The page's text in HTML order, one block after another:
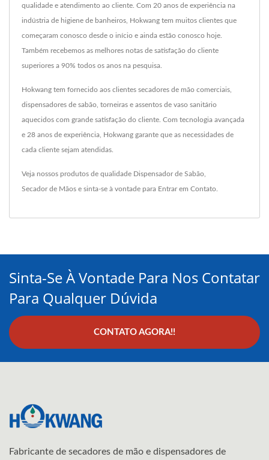
qualidade e atendimento ao cliente. Com 20 anos de experiência na
indústria de higiene de banheiros, Hokwang tem muitos clientes que
começaram conosco desde o início e ainda estão conosco hoje.
Também recebemos as melhores notas de satisfação do cliente
superiores a 90% todos os anos na pesquisa.
Hokwang tem fornecido aos clientes secadores de mão comerciais,
dispensadores de sabão, torneiras e assentos de vaso sanitário
aquecidos com grande satisfação do cliente. Com tecnologia avançada
e 28 anos de experiência, Hokwang garante que as necessidades de
cada cliente sejam atendidas.
Veja nossos produtos de qualidade Dispensador de Sabão
Secador de Mãos e sinta-se à vontade para Entrar em Contato
Sinta-Se À Vontade Para Nos Contatar
Para Qualquer Dúvida
CONTATO AGORA!!
Fabricante de secadores de mão e dispensadores de